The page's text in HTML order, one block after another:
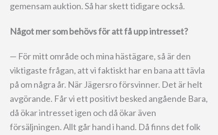
gemensam auktion. Så har skett tidigare också.
Något mer som behövs för att få upp intresset?
— För mitt område och mina hästägare, så är den
viktigaste frågan, att vi faktiskt har en bana att tävla
på om några år. När Jägersro försvinner. Det är helt
avgörande. Får vi ett positivt besked angående Bara,
då ökar intresset igen och då ökar även
försäljningen. Allt går hand i hand. Då finns det folk